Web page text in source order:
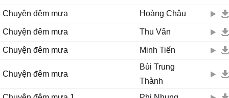
Chuyện đêm mưa Hoàng Châu
Chuyện đêm mưa Thu Vân
Chuyện đêm mưa Minh Tiến
Chuyện đêm mưa
Bùi Trung
Thành